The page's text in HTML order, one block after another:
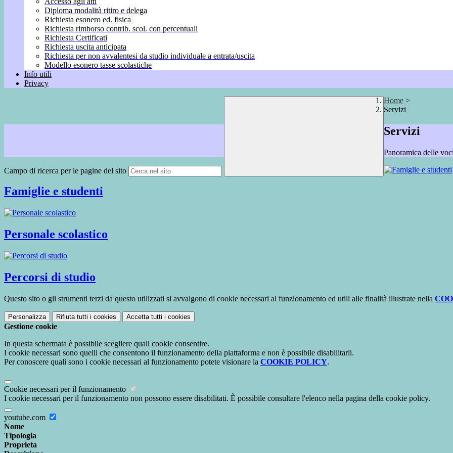
Diploma modalità ritiro e delega
Richiesta esonero ed. fisica
Richiesta rimborso contrib. scol. con percentuali
Richiesta Certificati
Richiesta uscita anticipata
Richiesta per non avvalentesi da studio individuale a entrata/uscita
Modello esonero tasse scolastiche
Info utili
Privacy
Campo di ricerca per le pagine del sito
Home >
Servizi
Servizi
Panoramica delle
Famiglie e studenti
Personale scolastico
Percorsi di studio
Questo sito o gli strumenti terzi da questo utilizzati si avvalgono di cookie necessari al funzionamento ed utili alle finalità illustrate nella
Personalizza Rifiuta tutti i cookies Accetta tutti i cookies
Gestione cookie
In questa schermata è possibile scegliere quali cookie consentire.
I cookie necessari sono quelli che consentono il funzionamento della piattaforma e non è possibile disabilitarli.
Per conoscere quali sono i cookie necessari al funzionamento potete visionare la COOKIE POLICY.
Cookie necessari per il funzionamento
I cookie necessari per il funzionamento non possono essere disabilitati. È possibile consultare l'elenco nella pagina della cookie policy.
youtube.com
Nome
Tipologia
Proprieta